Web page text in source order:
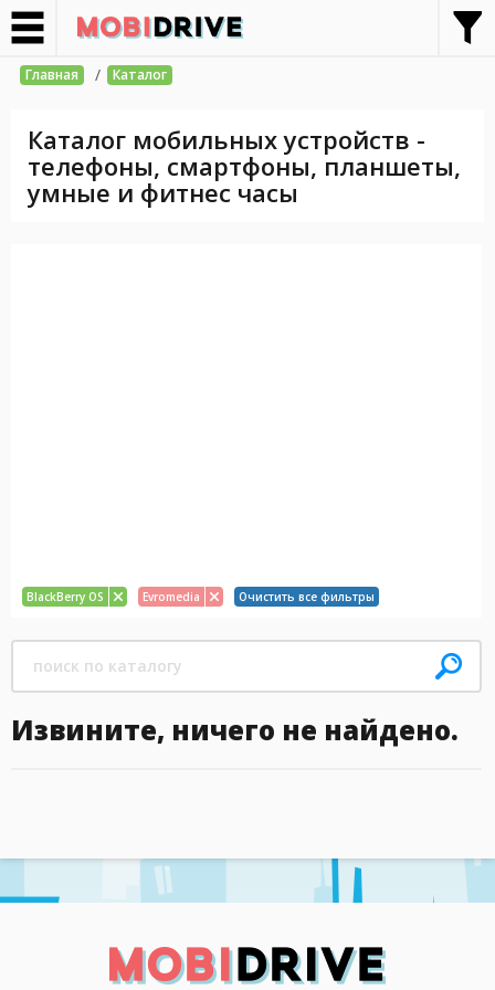
Главная / Каталог
Каталог мобильных устройств -
телефоны, смартфоны, планшеты,
умные и фитнес часы
BlackBerry OS Evromedia Очистить все фильтры
Извините, ничего не найдено.